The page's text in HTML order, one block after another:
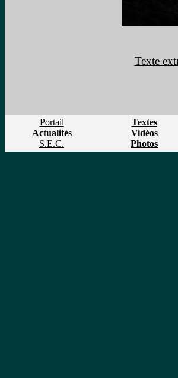
Texte
Portail
Actualités
S.E.C.
Textes
Vidéos
Photos